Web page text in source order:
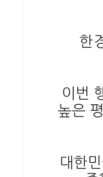
한
이번
높은
대한